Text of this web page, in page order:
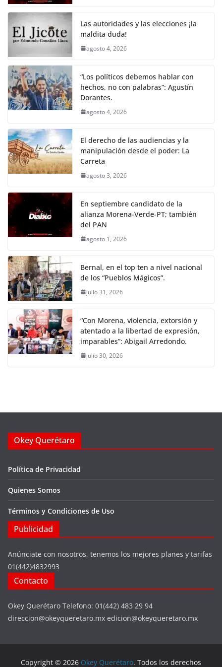
o
o
k
p k
Las autoridades y las elecciones ¡la
maldita duda!
agosto 4, 2026
“Los políticos debemos hablar con
hechos, no con palabras”: Agustín
Dorantes.
agosto 4, 2026
El derecho de las audiencias y la
manipulación desde el poder: La
Carreta
agosto 3, 2026
En septiembre candidato de la
alianza Morena-Verde-PT; también
del PAN
agosto 1, 2026
Bernal, en el top ten a nivel nacional
de los “Pueblos Mágicos”.
julio 31, 2026
“Con Morena, violencia, extorsión y
atentado a la libertad de expresión,
imparables”: Abigail Arredondo.
julio 30, 2026
Okey Querétaro
Política de Privacidad
Quienes Somos
Términos y Condiciones de Uso
Publicidad
Anúnciate con nosotros, tenemos los mejores planes y tarifas
01(442)4832993
Contacto
Okey Querétaro Telefono: 01(442) 483 29 94
direccion@okeyqueretaro.mx edicion@okeyqueretaro.mx
Copyright © 2026 Okey Querétaro. Todos los derechos